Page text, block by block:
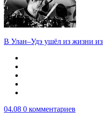
В Улан–Удэ ушёл из жизни
04.08 0 комментариев